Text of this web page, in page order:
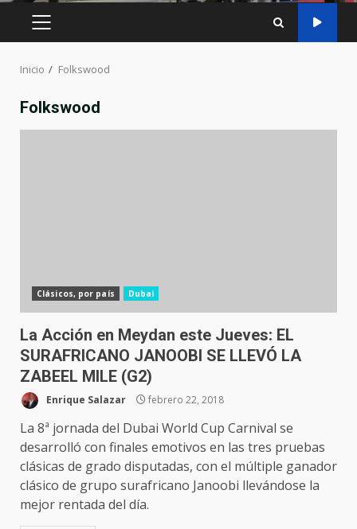
MENÚ
Inicio Folkswood
Folkswood
Clásicos, por país Dubai
La Acción en Meydan este Jueves: EL
SURAFRICANO JANOOBI SE LLEVÓ LA
ZABEEL MILE (G2)
Enrique Salazar febrero 22, 2018
La 8ª jornada del Dubai World Cup Carnival se
desarrolló con finales emotivos en las tres pruebas
clásicas de grado disputadas, con el múltiple ganador
clásico de grupo surafricano Janoobi llevándose la
mejor rentada del día.